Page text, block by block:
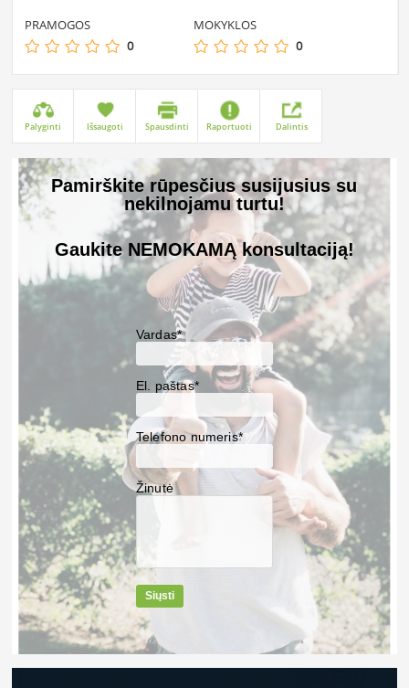
PRAMOGOS
0
MOKYKLOS
0
Palyginti Išsaugoti Spausdinti Raportuoti Dalintis
Pamirškite rūpesčius susijusius su
nekilnojamu turtu!
Gaukite NEMOKAMĄ konsultaciją!
Vardas*
El. paštas*
Telefono numeris*
Žinutė
Siųsti